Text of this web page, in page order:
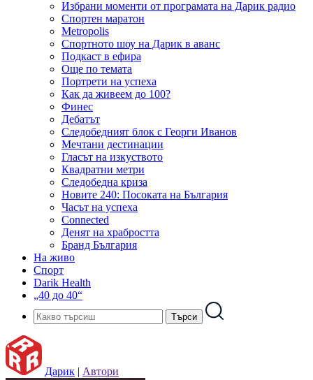
Избрани моменти от програмата на Дарик радио
Спортен маратон
Metropolis
Спортното шоу на Дарик в аванс
Подкаст в ефира
Още по темата
Портрети на успеха
Как да живеем до 100?
Финес
Дебатът
Следобедният блок с Георги Иванов
Мечтани дестинации
Гласът на изкуството
Квадратни метри
Следобедна криза
Новите 240: Посоката на България
Часът на успеха
Connected
Денят на храбростта
Бранд България
На живо
Спорт
Darik Health
„40 до 40“
Дарик | Автори